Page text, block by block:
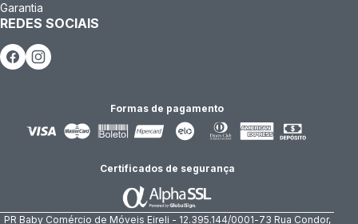
Garantia
REDES SOCIAIS
Formas de pagamento
Certificados de segurança
PR Baby Comércio de Móveis Eireli - 12.395.144/0001-73 Rua Condor,